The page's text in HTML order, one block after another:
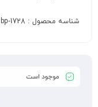
شناسه محصول : bp-1728
موجود است